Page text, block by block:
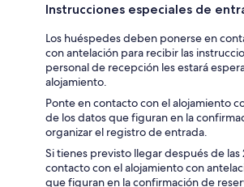
Instrucciones especiales de
Los huéspedes deben ponerse en
con antelación para recibir las
personal de recepción les estará
alojamiento.
Ponte en contacto con el alojamiento
de los datos que figuran en la
organizar el registro de entrada.
Si tienes previsto llegar después de
contacto con el alojamiento con
que figuran en la confirmación de